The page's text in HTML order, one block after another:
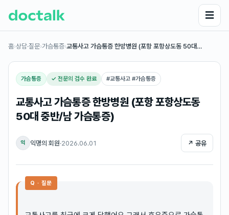
☰
홈›상담·질문›가슴통증›교통사고 가슴통증 한방병원 (포항 포항상도동 50대…
가슴통증 ✓ 전문의 검수 완료 #교통사고 #가슴통증
교통사고 가슴통증 한방병원 (포항 포항상도동
50대 중반/남 가슴통증)
익 익명의 회원·2026.06.01 ↗ 공유
Q · 질문